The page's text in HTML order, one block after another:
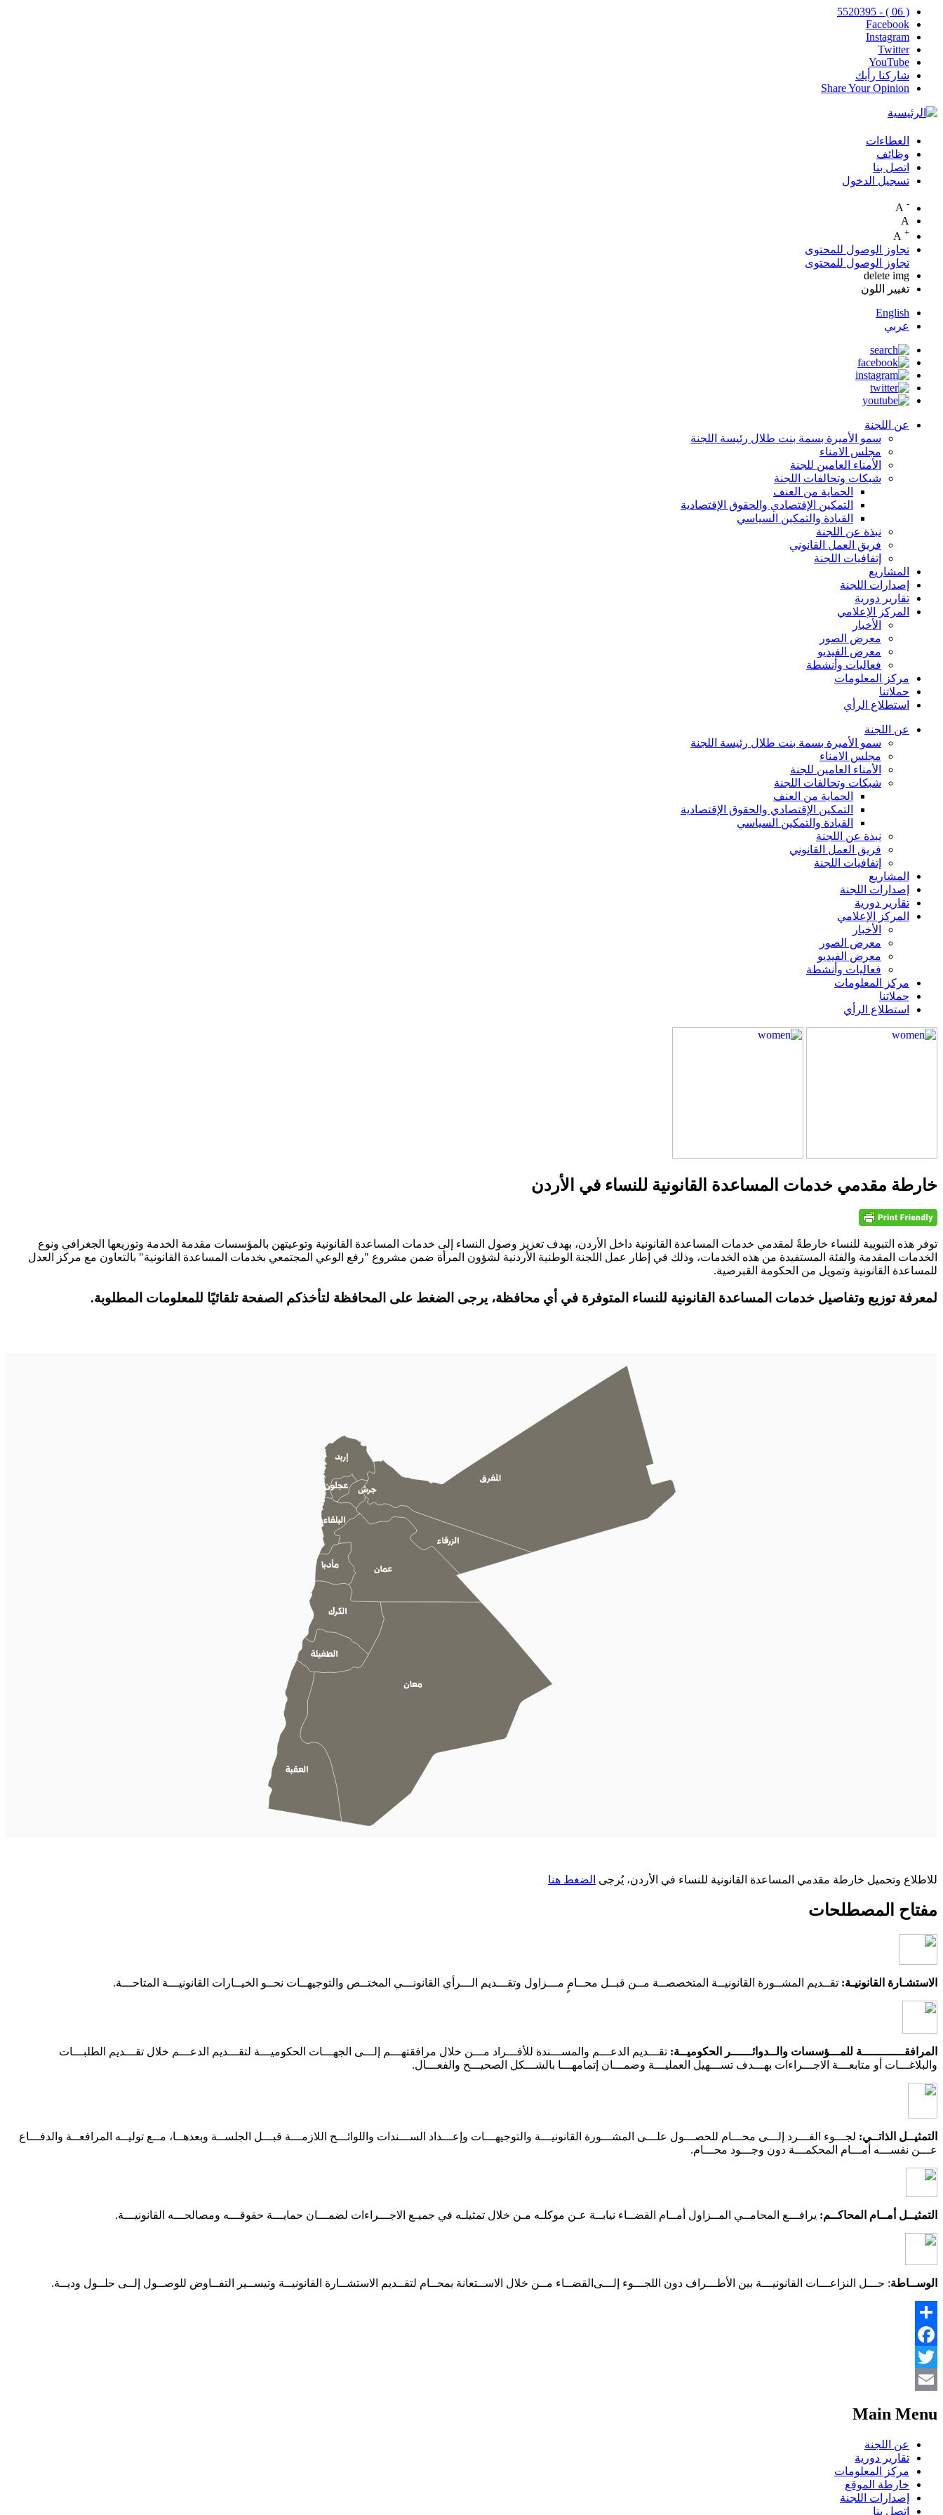
( 06 ) - 5520395
Facebook
Instagram
Twitter
YouTube
شاركنا رأيك
Share Your Opinion
Top
Menu
العطاءات
وظائف
اتصل بنا
تسجيل الدخول
-
A
+
تجاوز الوصول للمحتوى
تجاوز الوصول للمحتوى
delete img
تغيير اللون
English
عربي
عن اللجنة
سمو الأميرة بسمة بنت طلال رئيسة اللجنة
مجلس الامناء
الأمناء العامين للجنة
شبكات وتحالفات اللجنة
الحماية من العنف
التمكين الإقتصادي والحقوق الإقتصادية
القيادة والتمكين السياسي
نبذة عن اللجنة
فريق العمل القانوني
إتفافيات اللجنة
المشاريع
إصدارات اللجنة
تقارير دورية
المركز الإعلامي
الأخبار
معرض الصور
معرض الفيديو
فعاليات وأنشطة
مركز المعلومات
حملاتنا
استطلاع الرأي
عن اللجنة
سمو الأميرة بسمة بنت طلال رئيسة اللجنة
مجلس الامناء
الأمناء العامين للجنة
شبكات وتحالفات اللجنة
الحماية من العنف
التمكين الإقتصادي والحقوق الإقتصادية
القيادة والتمكين السياسي
نبذة عن اللجنة
فريق العمل القانوني
إتفافيات اللجنة
المشاريع
إصدارات اللجنة
تقارير دورية
المركز الإعلامي
الأخبار
معرض الصور
معرض الفيديو
فعاليات وأنشطة
مركز المعلومات
حملاتنا
استطلاع الرأي
خارطة مقدمي خدمات المساعدة القانونية للنساء في الأردن
توفر هذه التبويبة للنساء خارطةً لمقدمي خدمات المساعدة القانونية داخل الأردن، بهدف تعزيز وصول النساء إلى خدمات المساعدة القانونية وتوعيتهن بالمؤسسات مقدمة الخدمة وتوزيعها الجغرافي ونوع
الخدمات المقدمة والفئة المستفيدة من هذه الخدمات، وذلك في إطار عمل اللجنة الوطنية الأردنية لشؤون المرأة ضمن مشروع "رفع الوعي المجتمعي بخدمات المساعدة القانونية" بالتعاون مع مركز العدل
للمساعدة القانونية وتمويل من الحكومة القبرصية.
لمعرفة توزيع وتفاصيل خدمات المساعدة القانونية للنساء المتوفرة في أي محافظة، يرجى الضغط على المحافظة لتأخذكم الصفحة تلقائيًا للمعلومات المطلوبة.
للاطلاع وتحميل خارطة مقدمي المساعدة القانونية للنساء في الأردن، يُرجى الضغط هنا
مفتاح المصطلحات
الاستشـارة القانونيـة: تقــديم المشــورة القانونيــة المتخصصــة مــن قبــل محــامٍ مـــزاول وتقـــديم الـــرأي القانونـــي المختــص والتوجيهــات نحــو الخيــارات القانونيـــة المتاحـــة.
المرافقــــــــــــة للمـــؤسسات والــدوائــــــر الحكوميــة: تقـــديم الدعـــم والمســـندة للأفـــراد مـــن خلال مرافقتهـــم إلـــى الجهـــات الحكوميـــة لتقـــديم الدعـــم خلال تقـــديم الطلبـــات
والبلاغـــات أو متابعـــة الاجـــراءات بهـــدف تســـهيل العمليـــة وضمـــان إتمامهـــا بالشـــكل الصحيـــح والفعـــال.
التمثيــل الذاتــي: لجـــوء الفـــرد إلـــى محـــام للحصـــول علـــى المشـــورة القانونيـــة والتوجيهـــات وإعـــداد الســـندات واللوائـــح اللازمـــة قبـــل الجلســة وبعدهــا، مــع توليــه المرافعــة والدفـــاع
عـــن نفســـه أمـــام المحكمـــة دون وجـــود محـــام.
التمثيــل أمــام المحاكــم: يرافـــع المحامــي المــزاول أمــام القضــاء نيابــة عـن موكلـه مـن خلال تمثيلـه في جميـع الاجـــراءات لضمـــان حمايـــة حقوقـــه ومصالحـــه القانونيـــة.
الوســاطة: حـــل النزاعـــات القانونيـــة بين الأطـــراف دون اللجـــوء إلـــى القضــاء مــن خلال الاســتعانة بمحــام لتقــديم الاستشــارة القانونيــة وتيســير التفــاوض للوصــول إلــى حلــول وديــة.
Share
Facebook
Twitter
Main Menu
عن اللجنة
تقارير دورية
مركز المعلومات
خارطة الموقع
إصدارات اللجنة
اتصل بنا